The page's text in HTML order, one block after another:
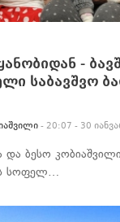
-
საბავშვო
- 20:07 - 30
და ბესო
სოფელ…